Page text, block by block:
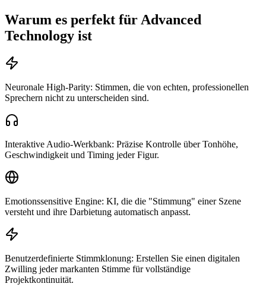
Warum es perfekt für Advanced
Technology ist
Neuronale High-Parity: Stimmen, die von echten, professionellen
Sprechern nicht zu unterscheiden sind.
Interaktive Audio-Werkbank: Präzise Kontrolle über Tonhöhe,
Geschwindigkeit und Timing jeder Figur.
Emotionssensitive Engine: KI, die die "Stimmung" einer Szene
versteht und ihre Darbietung automatisch anpasst.
Benutzerdefinierte Stimmklonung: Erstellen Sie einen digitalen
Zwilling jeder markanten Stimme für vollständige
Projektkontinuität.